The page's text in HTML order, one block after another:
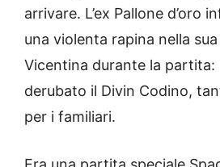
arrivare. L’ex Pallone d’oro
una violenta rapina nella
Vicentina durante la partita:
derubato il Divin Codino,
per i familiari.